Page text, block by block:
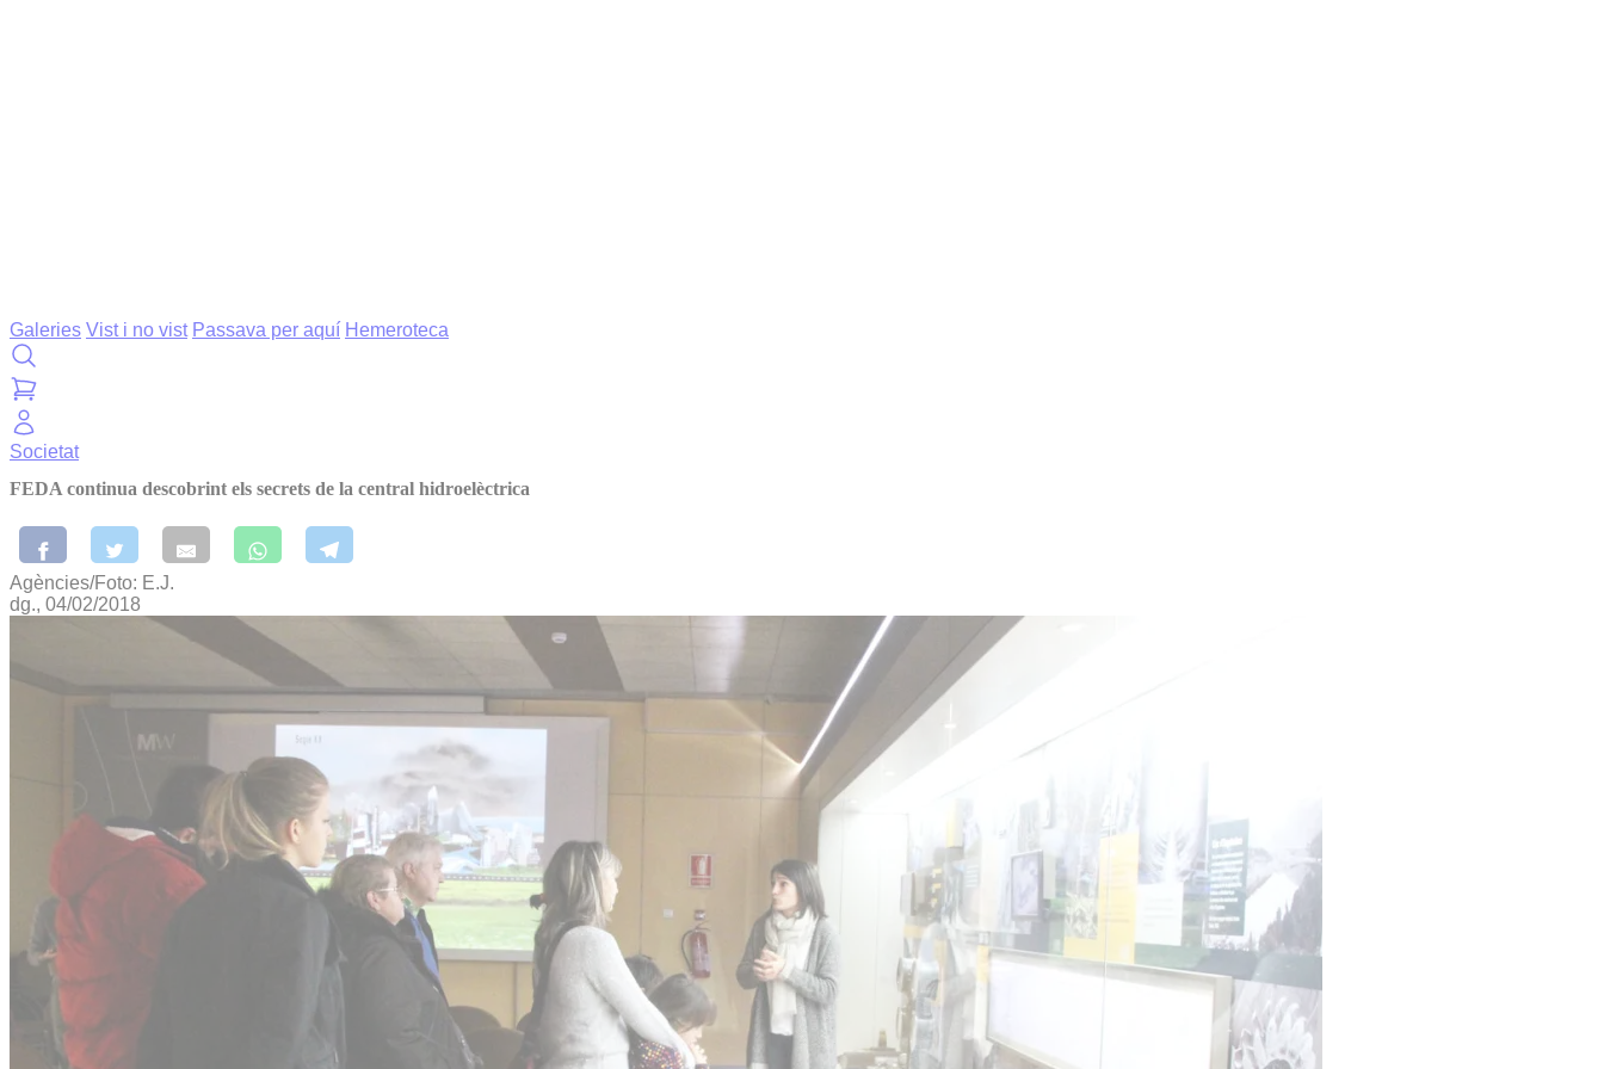
Galeries Vist i no vist Passava per aquí Hemeroteca
Societat
FEDA continua descobrint els secrets de la central hidroelèctrica
Agències/Foto: E.J.
dg., 04/02/2018